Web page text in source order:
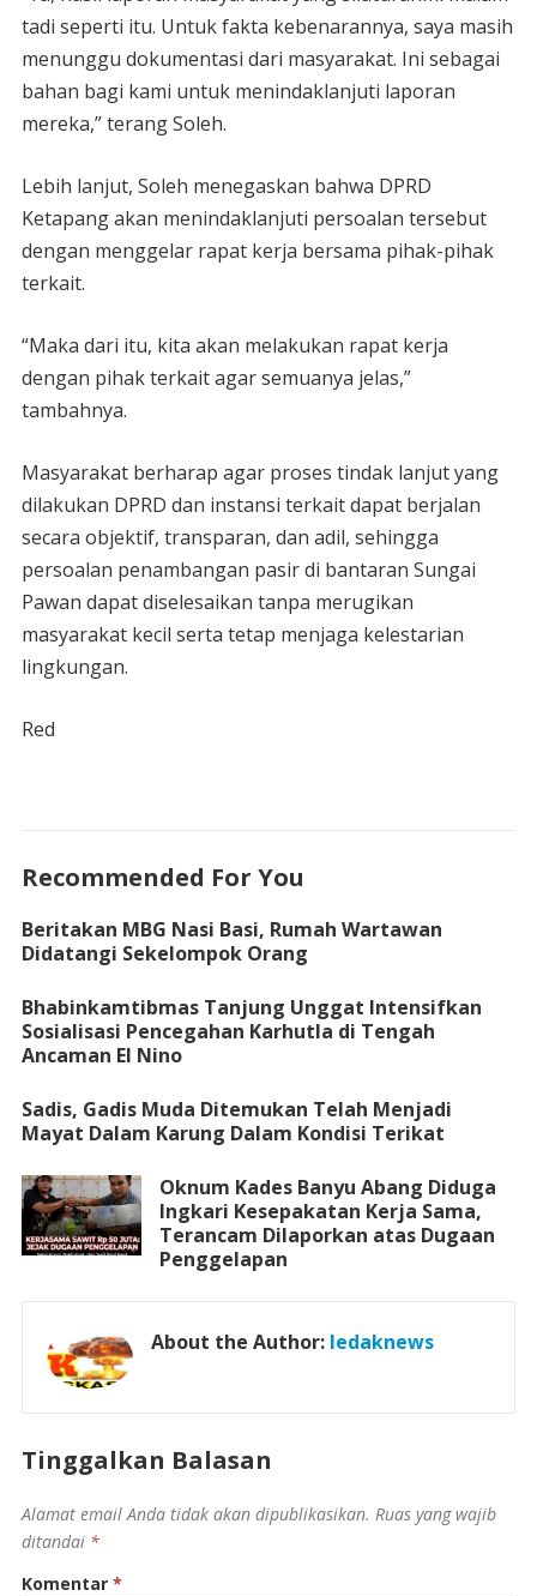
tadi seperti itu. Untuk fakta kebenarannya, saya masih
menunggu dokumentasi dari masyarakat. Ini sebagai
bahan bagi kami untuk menindaklanjuti laporan
mereka,” terang Soleh.
Lebih lanjut, Soleh menegaskan bahwa DPRD
Ketapang akan menindaklanjuti persoalan tersebut
dengan menggelar rapat kerja bersama pihak-pihak
terkait.
“Maka dari itu, kita akan melakukan rapat kerja
dengan pihak terkait agar semuanya jelas,”
tambahnya.
Masyarakat berharap agar proses tindak lanjut yang
dilakukan DPRD dan instansi terkait dapat berjalan
secara objektif, transparan, dan adil, sehingga
persoalan penambangan pasir di bantaran Sungai
Pawan dapat diselesaikan tanpa merugikan
masyarakat kecil serta tetap menjaga kelestarian
lingkungan.
Red
Recommended For You
Beritakan MBG Nasi Basi, Rumah Wartawan
Didatangi Sekelompok Orang
Bhabinkamtibmas Tanjung Unggat Intensifkan
Sosialisasi Pencegahan Karhutla di Tengah
Ancaman El Nino
Sadis, Gadis Muda Ditemukan Telah Menjadi
Mayat Dalam Karung Dalam Kondisi Terikat
Oknum Kades Banyu Abang Diduga
Ingkari Kesepakatan Kerja Sama,
Terancam Dilaporkan atas Dugaan
Penggelapan
About the Author: ledaknews
Tinggalkan Balasan
Alamat email Anda tidak akan dipublikasikan. Ruas yang wajib
ditandai *
Komentar *